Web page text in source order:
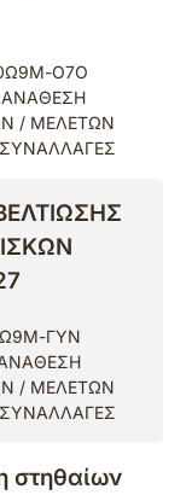
Ο7Ο
ΑΝΑΘΕΣΗ
/ ΜΕΛΕΤΩΝ
ΓΥΝ
/ ΜΕΛΕΤΩΝ
στηθαίων